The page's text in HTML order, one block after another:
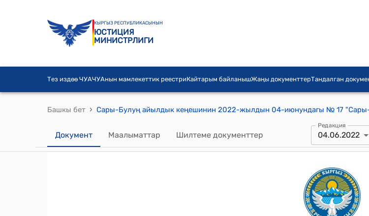
КЫРГЫЗ РЕСПУБЛИКАСЫНЫН
ЮСТИЦИЯ
МИНИСТРЛИГИ
Тез издөө ЧУАЧУАнын мамлекеттик реестриКайтарым байланышЖаңы документтерТандалган
Башкы бет ›
Документ Маалыматтар Шилтеме документтер
Редакция
04.06.2022